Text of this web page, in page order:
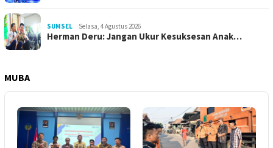
SUMSEL Selasa, 4 Agustus 2026
Herman Deru: Jangan Ukur Kesuksesan Anak…
MUBA